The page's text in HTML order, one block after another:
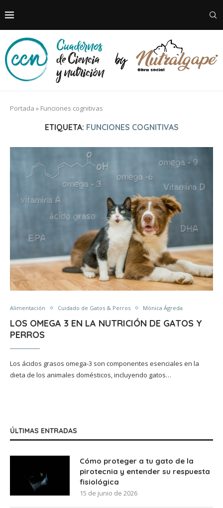
Portada » Funciones cognitivas
ETIQUETA: FUNCIONES COGNITIVAS
Alimentación Cuidado de Gatos & Perros Mónica Ágreda
LOS OMEGA 3 EN LA NUTRICIÓN DE GATOS Y
PERROS
Los ácidos grasos omega-3 son componentes esenciales en la
dieta de los animales domésticos, incluyendo gatos…
ÚLTIMAS ENTRADAS
Cómo proteger a tu gato de la
pirotecnia y entender su respuesta
fisiológica
15 de junio de 2026